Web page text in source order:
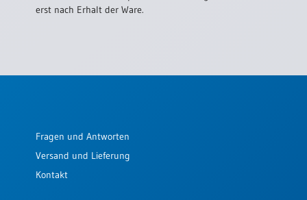
erst nach Erhalt der Ware.
Fragen und Antworten
Versand und Lieferung
Kontakt